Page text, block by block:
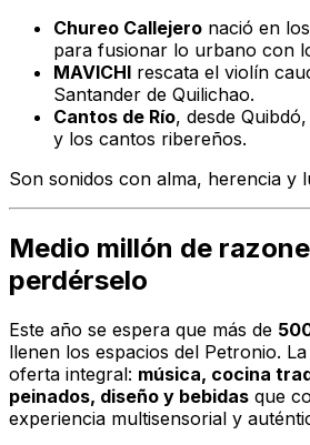
Chureo Callejero nació en
para fusionar lo urbano con
MAVICHI rescata el violín
Santander de Quilichao.
Cantos de Río, desde
y los cantos ribereños.
Son sonidos con alma, herencia y
Medio millón de
perdérselo
Este año se espera que más de
llenen los espacios del Petronio.
oferta integral: música, cocina
peinados, diseño y bebidas que
experiencia multisensorial y